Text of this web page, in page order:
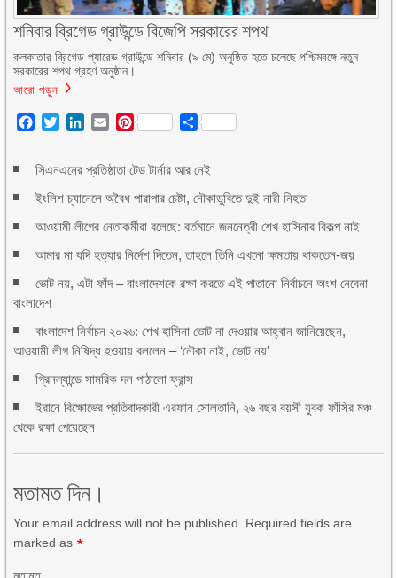
শনিবার ব্রিগেড গ্রাউন্ডে বিজেপি সরকারের শপথ
কলকাতার ব্রিগেড প্যারেড গ্রাউন্ডে শনিবার (৯ মে) অনুষ্ঠিত হতে চলেছে পশ্চিমবঙ্গে নতুন
সরকারের শপথ গ্রহণ অনুষ্ঠান।
আরো পড়ুন
Facebook
TwitterLinkedIn
EmailPinterest Share
সিএনএনের প্রতিষ্ঠাতা টেড টার্নার আর নেই
ইংলিশ চ্যানেলে অবৈধ পারাপার চেষ্টা, নৌকাডুবিতে দুই নারী নিহত
আওয়ামী লীগের নেতাকর্মীরা বলেছে: বর্তমানে জননেত্রী শেখ হাসিনার বিকল্প নাই
আমার মা যদি হত্যার নির্দেশ দিতেন, তাহলে তিনি এখনো ক্ষমতায় থাকতেন-জয়
ভোট নয়, এটা ফাঁদ – বাংলাদেশকে রক্ষা করতে এই পাতানো নির্বাচনে অংশ নেবেনা
বাংলাদেশ
বাংলাদেশ নির্বাচন ২০২৬: শেখ হাসিনা ভোট না দেওয়ার আহ্বান জানিয়েছেন,
আওয়ামী লীগ নিষিদ্ধ হওয়ায় বললেন – ‘নৌকা নাই, ভোট নয়’
গ্রিনল্যান্ডে সামরিক দল পাঠালো ফ্রান্স
ইরানে বিক্ষোভের প্রতিবাদকারী এরফান সোলতানি, ২৬ বছর বয়সী যুবক ফাঁসির মঞ্চ
থেকে রক্ষা পেয়েছেন
মতামত দিন।
Your email address will not be published. Required fields are
marked as *